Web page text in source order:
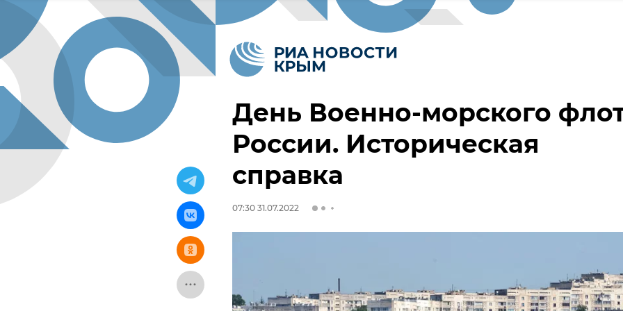
День Военно-морского
России. Историческая
справка
07:30 31.07.2022